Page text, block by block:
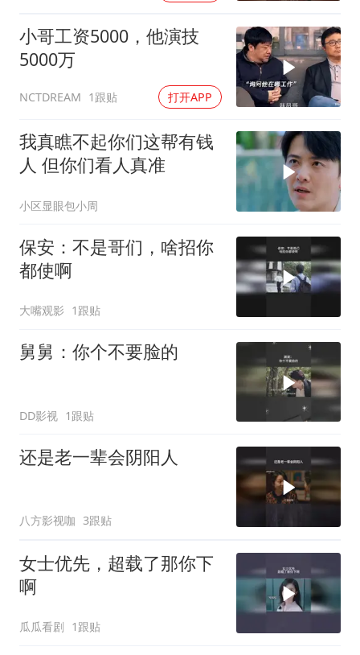
小哥工资5000，他演技
5000万
NCTDREAM 1跟贴 打开APP
我真瞧不起你们这帮有钱
人 但你们看人真准
小区显眼包小周
保安：不是哥们，啥招你
都使啊
大嘴观影 1跟贴
舅舅：你个不要脸的
DD影视 1跟贴
还是老一辈会阴阳人
八方影视咖 3跟贴
女士优先，超载了那你下
啊
瓜瓜看剧 1跟贴